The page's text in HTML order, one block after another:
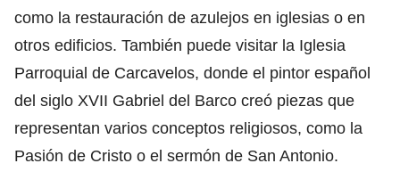
como la restauración de azulejos en iglesias o en
otros edificios. También puede visitar la Iglesia
Parroquial de Carcavelos, donde el pintor español
del siglo XVII Gabriel del Barco creó piezas que
representan varios conceptos religiosos, como la
Pasión de Cristo o el sermón de San Antonio.